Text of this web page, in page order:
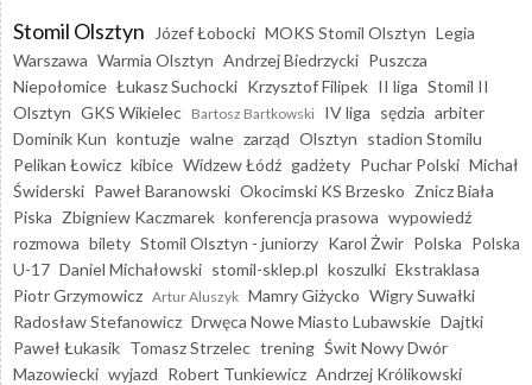
Stomil Olsztyn Józef Łobocki MOKS Stomil Olsztyn Legia
Warszawa Warmia Olsztyn Andrzej Biedrzycki Puszcza
Niepołomice Łukasz Suchocki Krzysztof Filipek II liga Stomil II
Olsztyn GKS Wikielec Bartosz Bartkowski IV liga sędzia arbiter
Dominik Kun kontuzje walne zarząd Olsztyn stadion Stomilu
Pelikan Łowicz kibice Widzew Łódź gadżety Puchar Polski Michał
Świderski Paweł Baranowski Okocimski KS Brzesko Znicz Biała
Piska Zbigniew Kaczmarek konferencja prasowa wypowiedź
rozmowa bilety Stomil Olsztyn - juniorzy Karol Żwir Polska Polska
U-17 Daniel Michałowski stomil-sklep.pl koszulki Ekstraklasa
Piotr Grzymowicz Artur Aluszyk Mamry Giżycko Wigry Suwałki
Radosław Stefanowicz Drwęca Nowe Miasto Lubawskie Dajtki
Paweł Łukasik Tomasz Strzelec trening Świt Nowy Dwór
Mazowiecki wyjazd Robert Tunkiewicz Andrzej Królikowski